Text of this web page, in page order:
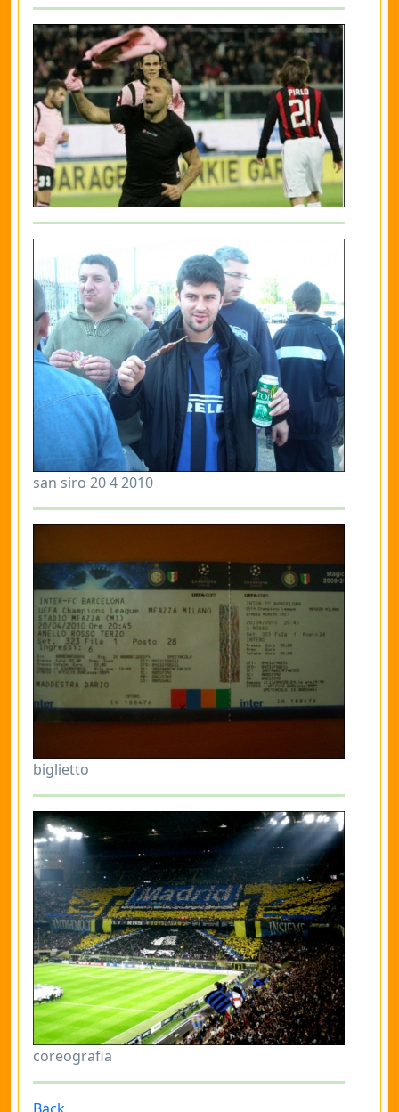
san siro 20 4 2010
biglietto
coreografia
Back